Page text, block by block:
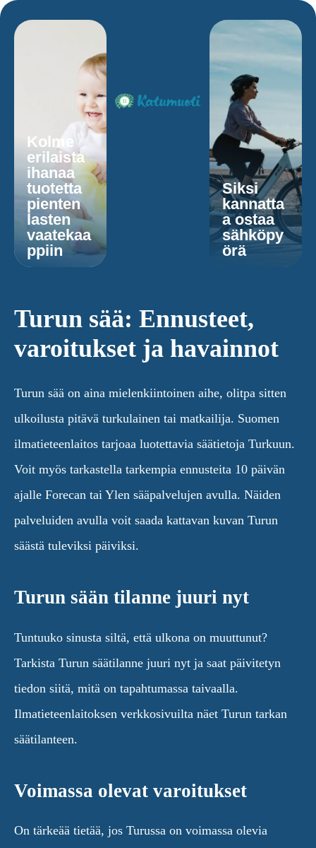
Kolme
erilaista
ihanaa
tuotetta
pienten
lasten
vaatekaa
ppiin
Siksi
kannatta
a ostaa
sähköpy
örä
Turun sää: Ennusteet,
varoitukset ja havainnot
Turun sää on aina mielenkiintoinen aihe, olitpa sitten
ulkoilusta pitävä turkulainen tai matkailija. Suomen
ilmatieteenlaitos tarjoaa luotettavia säätietoja Turkuun.
Voit myös tarkastella tarkempia ennusteita 10 päivän
ajalle Forecan tai Ylen sääpalvelujen avulla. Näiden
palveluiden avulla voit saada kattavan kuvan Turun
säästä tuleviksi päiviksi.
Turun sään tilanne juuri nyt
Tuntuuko sinusta siltä, että ulkona on muuttunut?
Tarkista Turun säätilanne juuri nyt ja saat päivitetyn
tiedon siitä, mitä on tapahtumassa taivaalla.
Ilmatieteenlaitoksen verkkosivuilta näet Turun tarkan
säätilanteen.
Voimassa olevat varoitukset
On tärkeää tietää, jos Turussa on voimassa olevia